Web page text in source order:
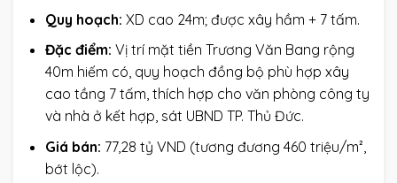
Quy hoạch: XD cao 24m; được xây hầm + 7 tấm.
Đặc điểm: Vị trí mặt tiền Trương Văn Bang rộng
40m hiếm có, quy hoạch đồng bộ phù hợp xây
cao tầng 7 tấm, thích hợp cho văn phòng công ty
và nhà ở kết hợp, sát UBND TP. Thủ Đức.
Giá bán: 77,28 tỷ VND (tương đương 460 triệu/m²,
bớt lộc).